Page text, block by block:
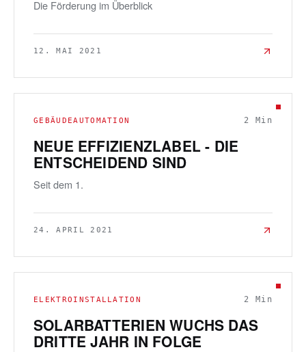
Die Förderung im Überblick
12. MAI 2021
GEBÄUDEAUTOMATION 2 Min
NEUE EFFIZIENZLABEL - DIE
ENTSCHEIDEND SIND
Seit dem 1.
24. APRIL 2021
ELEKTROINSTALLATION 2 Min
SOLARBATTERIEN WUCHS DAS
DRITTE JAHR IN FOLGE